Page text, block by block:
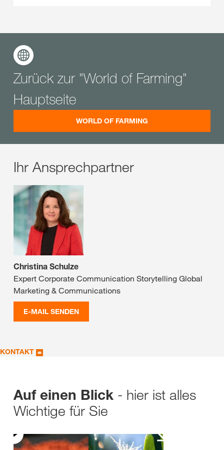
Zurück zur "World of Farming"
Hauptseite
WORLD OF FARMING
Ihr Ansprechpartner
Christina Schulze
Expert Corporate Communication Storytelling Global
Marketing & Communications
E-MAIL SENDEN
KONTAKT
Auf einen Blick - hier ist alles
Wichtige für Sie